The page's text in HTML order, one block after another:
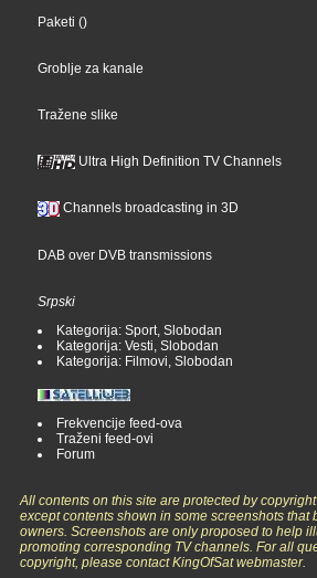
Paketi ()
Groblje za kanale
Tražene slike
Ultra High Definition TV Channels
Channels broadcasting in 3D
DAB over DVB transmissions
Srpski
Kategorija: Sport, Slobodan
Kategorija: Vesti, Slobodan
Kategorija: Filmovi, Slobodan
Frekvencije feed-ova
Traženi feed-ovi
Forum
All contents on this site are protected by
except contents shown in some screenshots that
owners. Screenshots are only proposed to help
promoting corresponding TV channels. For all
copyright, please contact KingOfSat webmaster.